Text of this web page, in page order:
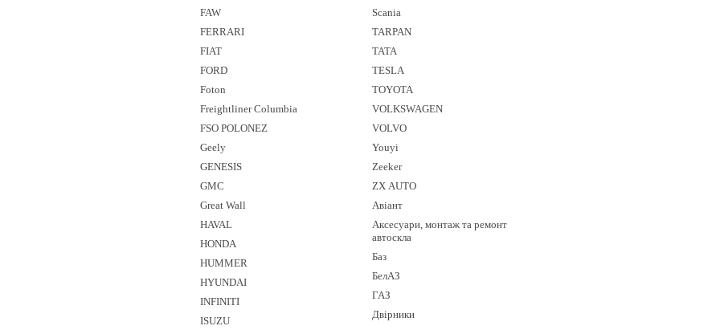
FAW
FERRARI
FIAT
FORD
Foton
Freightliner Columbia
FSO POLONEZ
Geely
GENESIS
GMC
Great Wall
HAVAL
HONDA
HUMMER
HYUNDAI
INFINITI
ISUZU
Sсania
TARPAN
TATA
TESLA
TOYOTA
VOLKSWAGEN
VOLVO
Youyi
Zeeker
ZX AUTO
Авіант
Аксесуари, монтаж та ремонт
автоскла
Баз
БелАЗ
ГАЗ
Двірники